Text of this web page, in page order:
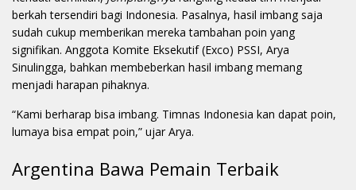
berkah tersendiri bagi Indonesia. Pasalnya, hasil imbang saja
sudah cukup memberikan mereka tambahan poin yang
signifikan. Anggota Komite Eksekutif (Exco) PSSI, Arya
Sinulingga, bahkan membeberkan hasil imbang memang
menjadi harapan pihaknya.
“Kami berharap bisa imbang. Timnas Indonesia kan dapat poin,
lumaya bisa empat poin,” ujar Arya.
Argentina Bawa Pemain Terbaik